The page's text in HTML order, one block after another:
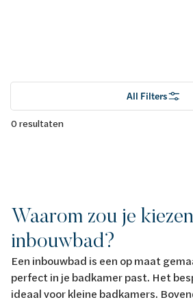
All Filters
0 resultaten
Waarom zou je
inbouwbad?
Een inbouwbad is een op maat
perfect in je badkamer past. Het
ideaal voor kleine badkamers.